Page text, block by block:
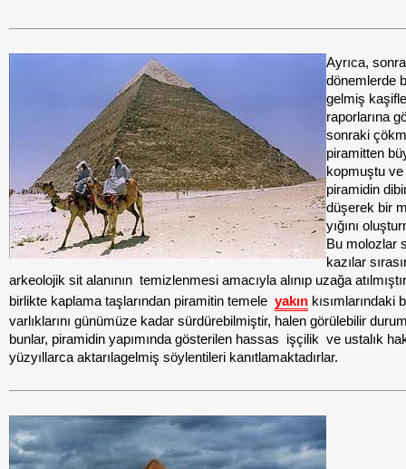
Ayrıca,
dönemlerde
gelmiş
raporlarına
sonraki
piramitten
kopmuştu ve
piramidin
düşerek bir
yığını
Bu molozlar
kazılar
arkeolojik sit alanının temizlenmesi amacıyla alınıp uzağa
birlikte kaplama taşlarından piramitin temele yakın kısımlarındaki
varlıklarını günümüze kadar sürdürebilmiştir, halen görülebilir
bunlar, piramidin yapımında gösterilen hassas işçilik ve ustalık
yüzyıllarca aktarılagelmiş söylentileri kanıtlamaktadırlar.